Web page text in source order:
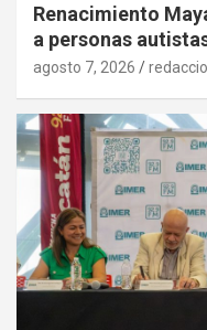
Renacimiento
a personas
agosto 7, 2026